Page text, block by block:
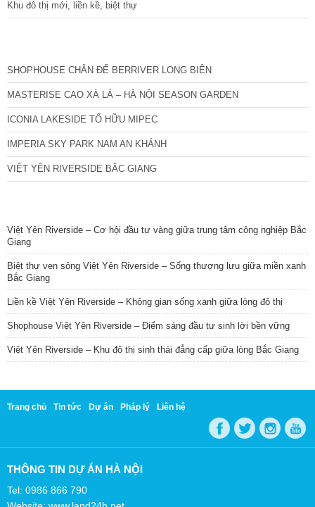
Khu đô thị mới, liền kề, biệt thự
SHOPHOUSE CHÂN ĐẾ BERRIVER LONG BIÊN
MASTERISE CAO XÀ LÁ – HÀ NỘI SEASON GARDEN
ICONIA LAKESIDE TỐ HỮU MIPEC
IMPERIA SKY PARK NAM AN KHÁNH
VIỆT YÊN RIVERSIDE BẮC GIANG
Việt Yên Riverside – Cơ hội đầu tư vàng giữa trung tâm công nghiệp Bắc
Giang
Biệt thự ven sông Việt Yên Riverside – Sống thượng lưu giữa miền xanh
Bắc Giang
Liền kề Việt Yên Riverside – Không gian sống xanh giữa lòng đô thị
Shophouse Việt Yên Riverside – Điểm sáng đầu tư sinh lời bền vững
Việt Yên Riverside – Khu đô thị sinh thái đẳng cấp giữa lòng Bắc Giang
Trang chủ Tin tức Dự án Pháp lý Liên hệ
THÔNG TIN DỰ ÁN HÀ NỘI
Tel: 0986 866 790